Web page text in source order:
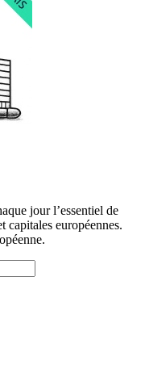
jour l’essentiel de
capitales européennes.